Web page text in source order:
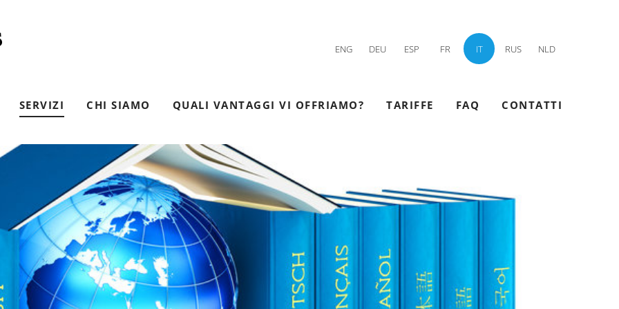
SERVIZI CHI SIAMO QUALI VANTAGGI VI OFFRIAMO? TARIFFE FAQ CONTATTI
ENG DEU ESP FR IT RUS NLD